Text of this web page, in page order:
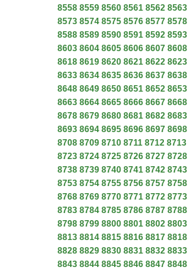
8558 8559 8560 8561 8562 8563
8573 8574 8575 8576 8577 8578
8588 8589 8590 8591 8592 8593
8603 8604 8605 8606 8607 8608
8618 8619 8620 8621 8622 8623
8633 8634 8635 8636 8637 8638
8648 8649 8650 8651 8652 8653
8663 8664 8665 8666 8667 8668
8678 8679 8680 8681 8682 8683
8693 8694 8695 8696 8697 8698
8708 8709 8710 8711 8712 8713
8723 8724 8725 8726 8727 8728
8738 8739 8740 8741 8742 8743
8753 8754 8755 8756 8757 8758
8768 8769 8770 8771 8772 8773
8783 8784 8785 8786 8787 8788
8798 8799 8800 8801 8802 8803
8813 8814 8815 8816 8817 8818
8828 8829 8830 8831 8832 8833
8843 8844 8845 8846 8847 8848